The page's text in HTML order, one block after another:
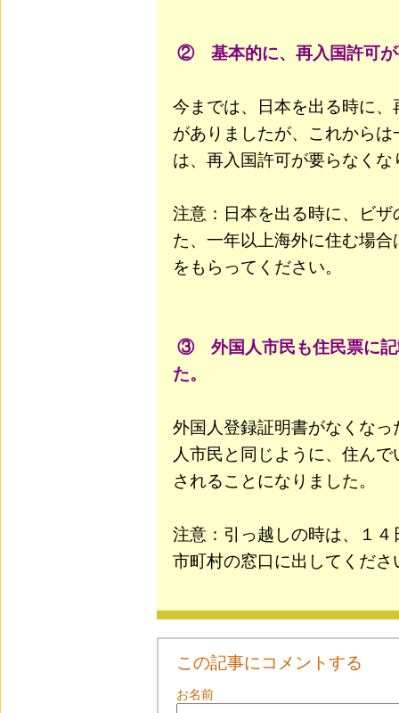
② 基本的に、再入国許可が
今までは、日本を出る時に
がありましたが、これから
は、再入国許可が要らなくな
注意：日本を出る時に、ビ
た、一年以上海外に住む場
をもらってください。
③ 外国人市民も住民票に記
た。
外国人登録証明書がなくな
人市民と同じように、住ん
されることになりました。
注意：引っ越しの時は、１
市町村の窓口に出してくださ
この記事にコメントする
お名前